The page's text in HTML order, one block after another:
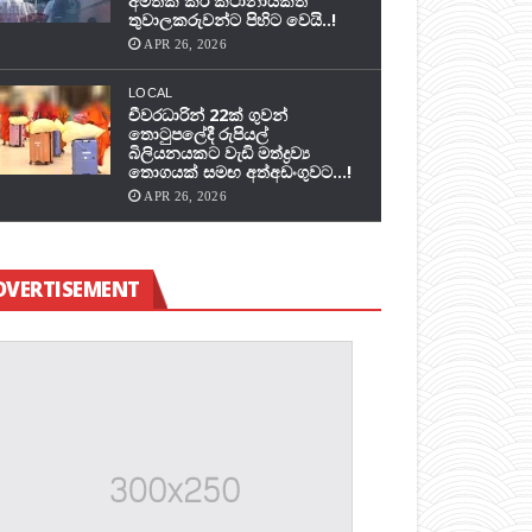
තුවාලකරුවන්ට පිහිට වෙයි..!
APR 26, 2026
LOCAL
චීවරධාරින් 22ක් ගුවන්
තොටුපලේදී රුපියල්
බිලියනයකට වැඩි මත්ද්‍රව්‍ය
තොගයක් සමඟ අත්අඩංගුවට…!
APR 26, 2026